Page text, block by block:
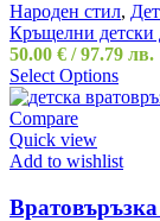
Народен стил,
Кръщелни детски
50.00 € / 97.79 лв.
Select Options
Compare
Quick view
Add to wishlist